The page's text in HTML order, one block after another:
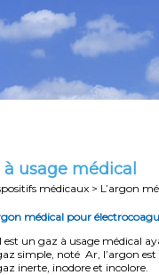
à usage médical
médicaux > L’argon
médical pour
est un gaz à usage médical
simple, noté Ar, l’argon
inerte, inodore et incolore.